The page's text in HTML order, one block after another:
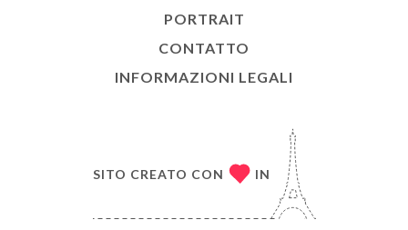
PORTRAIT
CONTATTO
INFORMAZIONI LEGALI
SITO CREATO CON IN